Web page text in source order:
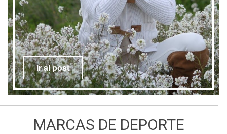
Ir al post
MARCAS DE DEPORTE